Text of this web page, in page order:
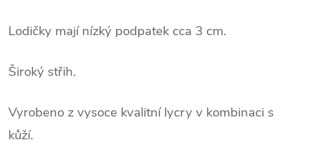
Lodičky mají nízký podpatek cca 3 cm.
Široký střih.
Vyrobeno z vysoce kvalitní lycry v kombinaci s
kůží.